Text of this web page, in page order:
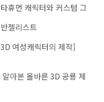
휴먼 캐릭터와 커스텀 그
젤리스트
여성캐릭터의 제작]
아본 올바른 3D 공룡 제